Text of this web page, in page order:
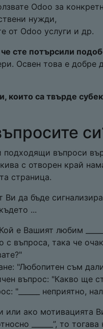
Odoo за
нужди,
от Odoo услуги и др.
сте потърсили
Освен това е добре
които са твърде
подходящи въпроси
с отворен край
страница.
да бъде
...
е Вашият любим
с въпроса, така че
"Любопитен съм
въпрос: "Какво ще
"______ неприятно,
или ако мотивацията
______”, то